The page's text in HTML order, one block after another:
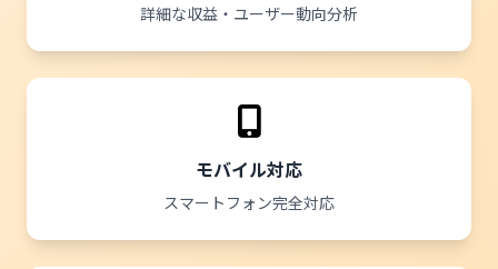
詳細な収益・ユーザー動向分析
モバイル対応
スマートフォン完全対応